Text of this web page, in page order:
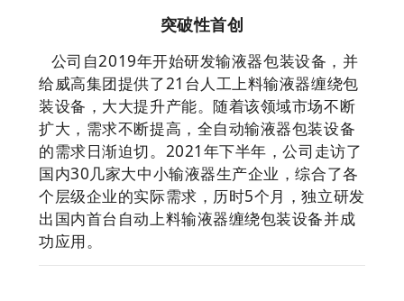
突破性首创
公司自2019年开始研发输液器包装设备，并
给威高集团提供了21台人工上料输液器缠绕包
装设备，大大提升产能。随着该领域市场不断
扩大，需求不断提高，全自动输液器包装设备
的需求日渐迫切。 2021年下半年，公司走访了
国内30几家大中小输液器生产企业，综合了各
个层级企业的实际需求，历时5个月，独立研发
出国内首台自动上料输液器缠绕包装设备并成
功应用。